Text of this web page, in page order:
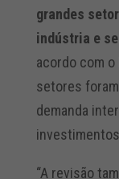
grandes
indústria e
acordo com
setores
demanda
“A revisão